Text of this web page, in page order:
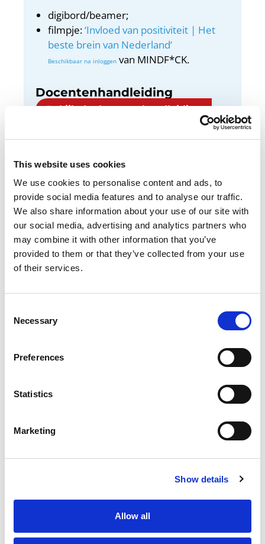
This website uses cookies
We use cookies to personalise content and ads, to
provide social media features and to analyse our traffic.
We also share information about your use of our site with
our social media, advertising and analytics partners who
may combine it with other information that you’ve
provided to them or that they’ve collected from your use
of their services.
Selection
Necessary
Preferences
Statistics
Marketing
Show details
Allow all
digibord/beamer;
filmpje:‘Invloed van positiviteit | Het
beste brein van Nederland’
van MINDF*CK.
Docentenhandleiding
Bekijk de docentenhandleiding
Als je denkt dat je iets niet (goed) kunt, dan lukt
het vaak niet. Je hebt dan negatieve gedachten.
Die maken het moeilijk om te leren. In deze
opdracht maak je je hoofd klaar om goed te
leren.
Heb je geen Entree account?
Klik hier om een gratis
account aan te maken.